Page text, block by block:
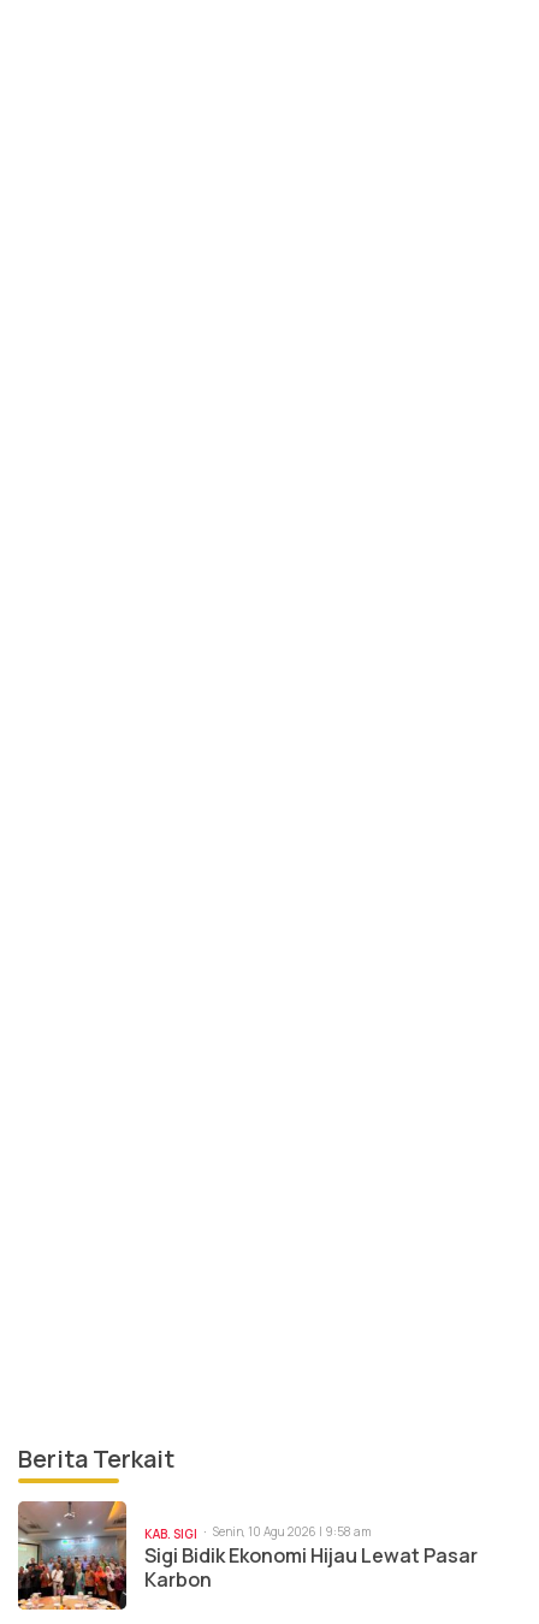
Berita Terkait
KAB. SIGI Senin, 10 Agu 2026 | 9:58 am
Sigi Bidik Ekonomi Hijau Lewat Pasar
Karbon